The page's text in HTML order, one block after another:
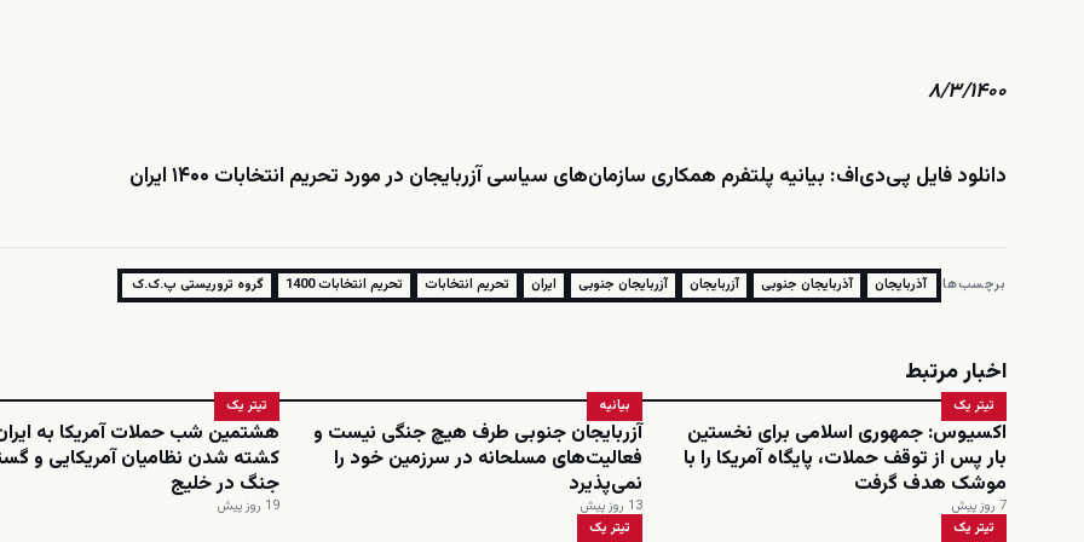
۸/۳/۱۴۰۰
دانلود فایل پی‌دی‌اف: بیانیه پلتفرم همکاری سازمان‌های سیاسی آزربایجان در مورد تحریم انتخابات ۱۴۰۰ ایران
برچسب‌ها: آذربایجان آذربایجان جنوبی آزربایجان آزربایجان جنوبی ایران تحریم انتخابات تحریم انتخابات 1400 گروه تروریستی پ.ک.ک
اخبار مرتبط
تیتر یک
اکسیوس: جمهوری اسلامی برای نخستین
بار پس از توقف حملات، پایگاه آمریکا را با
موشک هدف گرفت
7 روز پیش
بیانیه
آزربایجان جنوبی طرف هیچ جنگی نیست و
فعالیت‌های مسلحانه در سرزمین خود را
نمی‌پذیرد
13 روز پیش
تیتر یک
هشتمین شب حملات آمریکا به
کشته شدن نظامیان آمریکایی و
جنگ در خلیج
19 روز پیش
تیتر یک
تیتر یک